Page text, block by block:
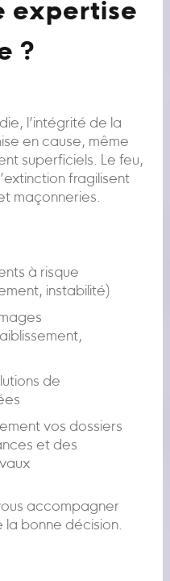
expertise
?
l’intégrité de la
en cause, même
superficiels. Le feu,
fragilisent
maçonneries.
à risque
instabilité)
de
vos dossiers
et des
accompagner
la bonne décision.